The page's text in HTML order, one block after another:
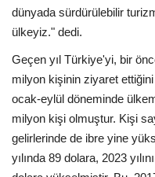
Sizlerden Gelenler
Yorumlar
Video Tanıtım
Köşe Yazarları
dünyada sürdürülebilir
ülkeyiz." dedi.
Geçen yıl Türkiye'yi, bir
milyon kişinin ziyaret
ocak-eylül döneminde
milyon kişi olmuştur. Kişi
gelirlerinde de ibre yine
yılında 89 dolara, 2023